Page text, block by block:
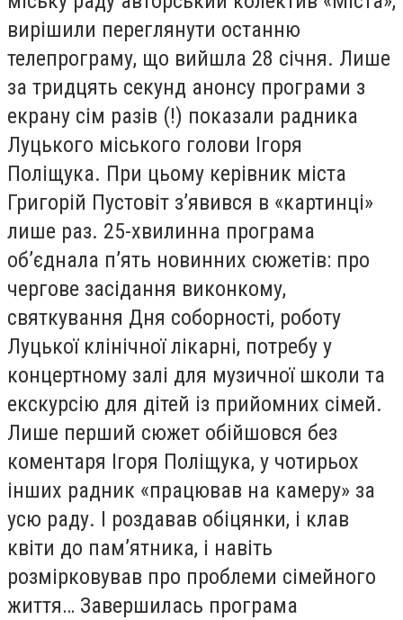
вирішили переглянути останню
телепрограму, що вийшла 28 січня. Лише
за тридцять секунд анонсу програми з
екрану сім разів (!) показали радника
Луцького міського голови Ігоря
Поліщука. При цьому керівник міста
Григорій Пустовіт з’явився в «картинці»
лише раз. 25-хвилинна програма
об’єднала п’ять новинних сюжетів: про
чергове засідання виконкому,
святкування Дня соборності, роботу
Луцької клінічної лікарні, потребу у
концертному залі для музичної школи та
екскурсію для дітей із прийомних сімей.
Лише перший сюжет обійшовся без
коментаря Ігоря Поліщука, у чотирьох
інших радник «працював на камеру» за
усю раду. І роздавав обіцянки, і клав
квіти до пам’ятника, і навіть
розмірковував про проблеми сімейного
життя… Завершилась програма